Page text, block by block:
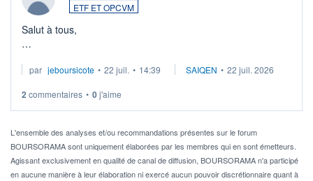
ETF ET OPCVM
Salut à tous,
via un ETF plutôt que des actions individuelles.
Idéalement, je voudrais qu'il soit éligible au PEA.
Pour l' ...
par jeboursicote • 22 juil. • 14:39 SAIQEN • 22 juil. 2026
2 commentaires • 0j'aime
L'ensemble des analyses et/ou recommandations présentes sur le forum
BOURSORAMA sont uniquement élaborées par les membres qui en sont émetteurs.
Agissant exclusivement en qualité de canal de diffusion, BOURSORAMA n'a participé
en aucune manière à leur élaboration ni exercé aucun pouvoir discrétionnaire quant à